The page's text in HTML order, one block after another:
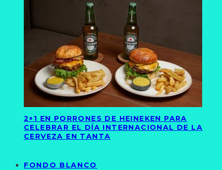
2×1 EN PORRONES DE HEINEKEN PARA
CELEBRAR EL DÍA INTERNACIONAL DE LA
CERVEZA EN TANTA
FONDO BLANCO